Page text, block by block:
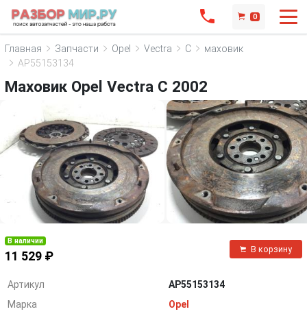
0
Главная Запчасти Opel Vectra C
маховик
AP55153134
Маховик Opel Vectra C 2002
В наличии
11 529 ₽
В корзину
Артикул
AP55153134
Марка
Opel